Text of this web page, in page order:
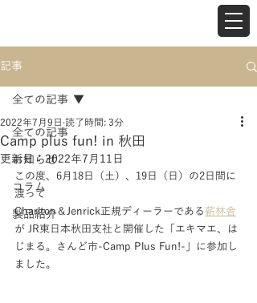
記事
全ての記事
お知らせ
コラム
製品紹介
全ての記事
Camp plus fun! in 秋田
2022年7月9日 読了時間: 3分
更新日：2022年7月11日
この度、6月18日（土）、19日（日）の2日間に
渡って
Charlton＆Jenrick正規ディーラーである 薪林舎
が JR東日本秋田支社と開催した「エキマエ、は
じまる。さんど市-Camp Plus Fun!-」に参加し
ました。